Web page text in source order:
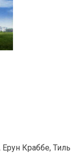
Краббе, Тиль